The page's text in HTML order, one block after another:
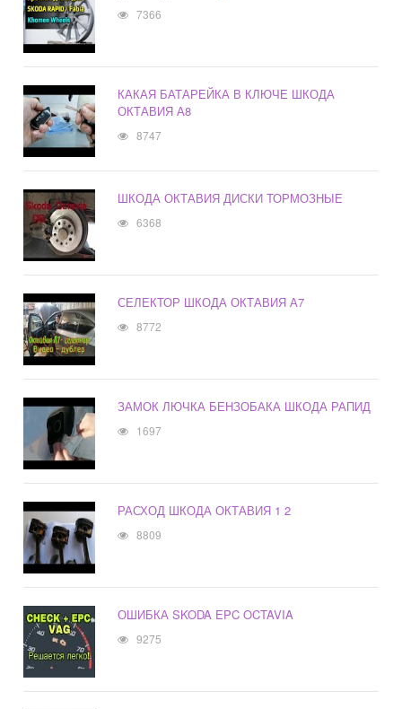
7366
КАКАЯ БАТАРЕЙКА В КЛЮЧЕ ШКОДА
ОКТАВИЯ А8
8747
ШКОДА ОКТАВИЯ ДИСКИ ТОРМОЗНЫЕ
6368
СЕЛЕКТОР ШКОДА ОКТАВИЯ А7
8772
ЗАМОК ЛЮЧКА БЕНЗОБАКА ШКОДА РАПИД
1697
РАСХОД ШКОДА ОКТАВИЯ 1 2
8809
ОШИБКА SKODA EPC OCTAVIA
9275